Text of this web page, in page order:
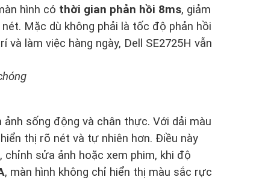
hình có thời gian phản hồi 8ms, giảm
Mặc dù không phải là tốc độ phản hồi
làm việc hàng ngày, Dell SE2725H vẫn
sống động và chân thực. Với dải màu
thị rõ nét và tự nhiên hơn. Điều này
sửa ảnh hoặc xem phim, khi độ
, màn hình không chỉ hiển thị màu sắc rực